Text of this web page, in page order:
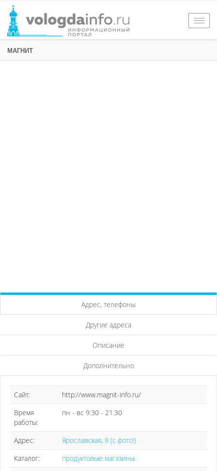
МАГНИТ
Адрес, телефоны
Другие адреса
Описание
Дополнительно
Сайт:
http://www.magnit-info.ru/
Время
работы:
пн - вс 9:30 - 21:30
Адрес:
Ярославская, 8 (с фото!)
Каталог:
продуктовые магазины